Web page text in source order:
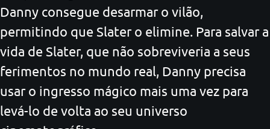
Danny consegue desarmar o vilão,
permitindo que Slater o elimine. Para salvar a
vida de Slater, que não sobreviveria a seus
ferimentos no mundo real, Danny precisa
usar o ingresso mágico mais uma vez para
levá-lo de volta ao seu universo